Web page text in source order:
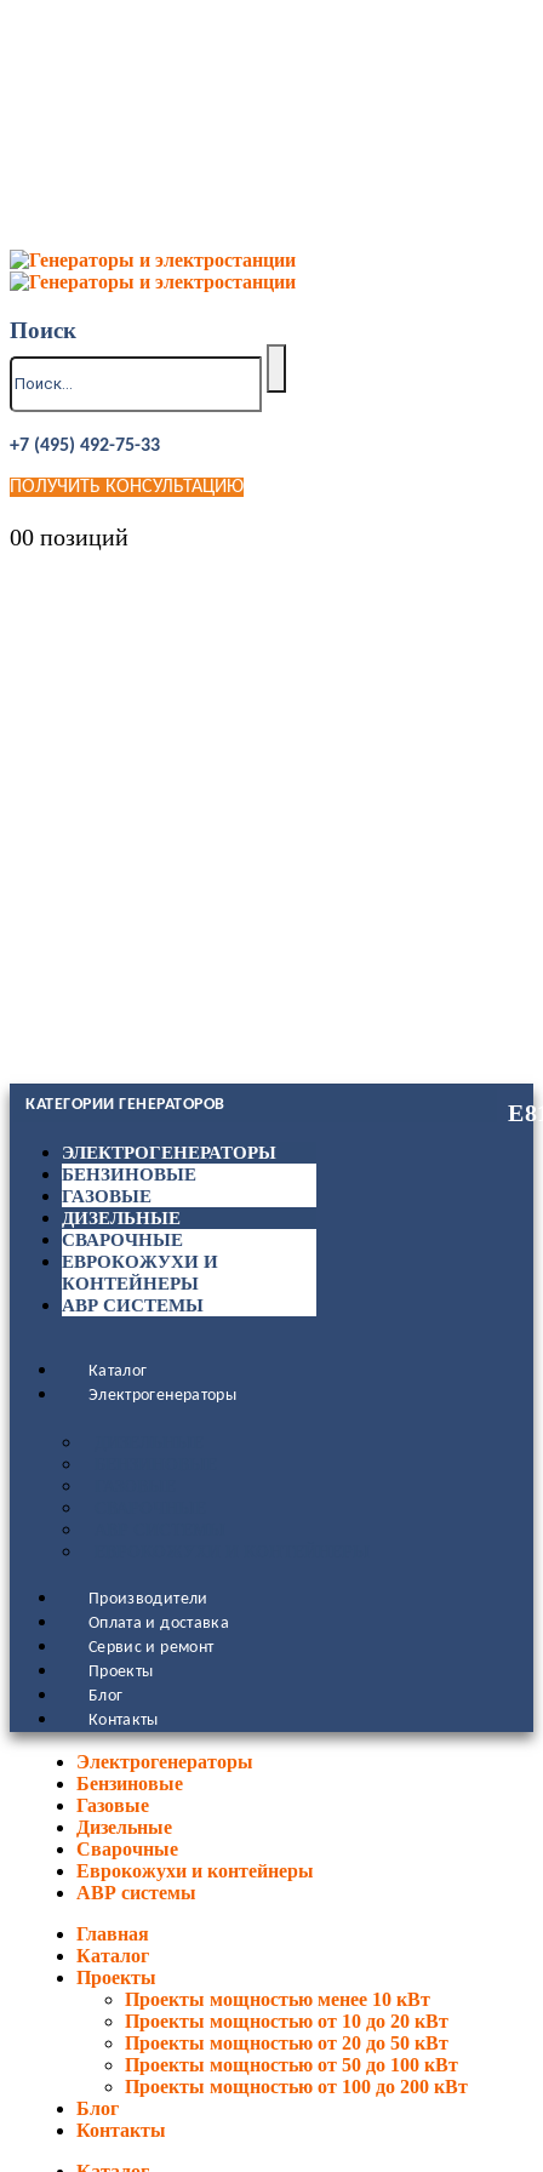
Поиск
+7 (495) 492-75-33
ПОЛУЧИТЬ КОНСУЛЬТАЦИЮ
00 позиций
КАТЕГОРИИ ГЕНЕРАТОРОВ
ЭЛЕКТРОГЕНЕРАТОРЫ
БЕНЗИНОВЫЕ
ГАЗОВЫЕ
ДИЗЕЛЬНЫЕ
СВАРОЧНЫЕ
ЕВРОКОЖУХИ И
КОНТЕЙНЕРЫ
АВР СИСТЕМЫ
Каталог
Электрогенераторы
Производители
Оплата и доставка
Сервис и ремонт
Проекты
Блог
Контакты
Электрогенераторы
Бензиновые
Газовые
Дизельные
Сварочные
Еврокожухи и контейнеры
АВР системы
Главная
Каталог
Проекты
Проекты мощностью менее 10 кВт
Проекты мощностью от 10 до 20 кВт
Проекты мощностью от 20 до 50 кВт
Проекты мощностью от 50 до 100 кВт
Проекты мощностью от 100 до 200 кВт
Блог
Контакты